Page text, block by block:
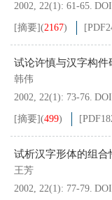
2002, 22(1): 61-65.
[摘要](2167) [PDF
试论许慎与汉字构件
韩伟
2002, 22(1): 73-76.
[摘要](499) [PDF
试析汉字形体的组
王芳
2002, 22(1): 77-79.